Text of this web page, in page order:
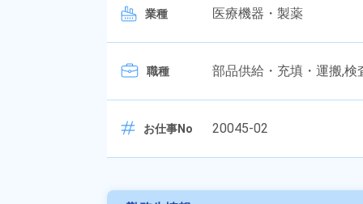
業種 医療機器・製薬
職種 部品供給・充填・運搬,検
お仕事No 20045-02